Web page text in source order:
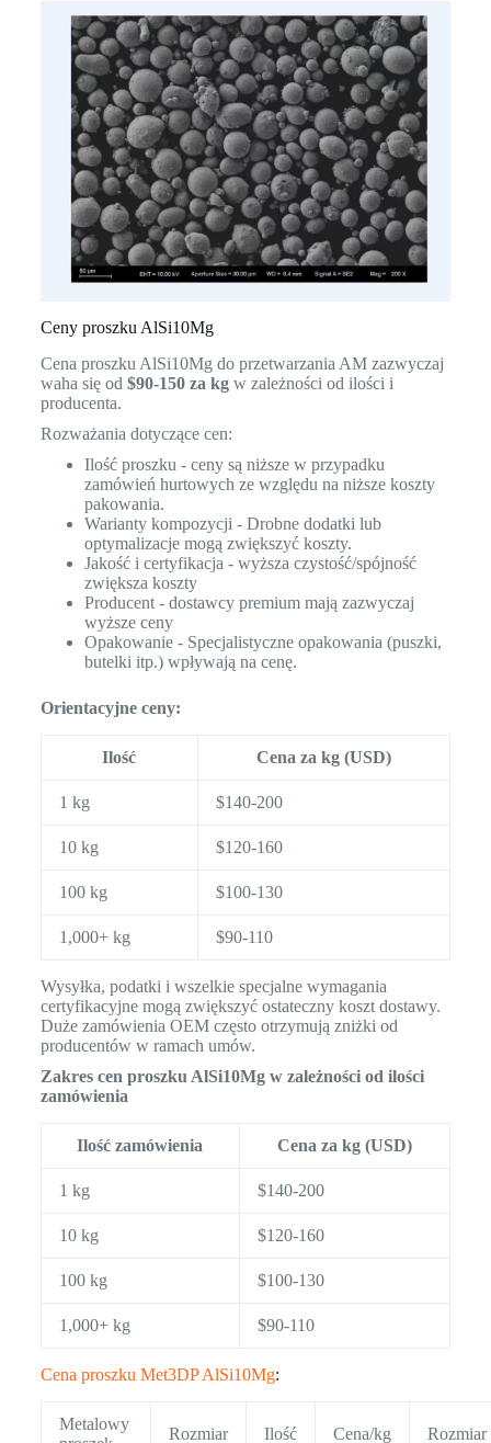
Ceny proszku AlSi10Mg
Cena proszku AlSi10Mg do przetwarzania AM zazwyczaj
waha się od $90-150 za kgw zależności od ilości i
producenta.
Rozważania dotyczące cen:
Ilość proszku - ceny są niższe w przypadku
zamówień hurtowych ze względu na niższe koszty
pakowania.
Warianty kompozycji - Drobne dodatki lub
optymalizacje mogą zwiększyć koszty.
Jakość i certyfikacja - wyższa czystość/spójność
zwiększa koszty
Producent - dostawcy premium mają zazwyczaj
wyższe ceny
Opakowanie - Specjalistyczne opakowania (puszki,
butelki itp.) wpływają na cenę.
Orientacyjne ceny:
Ilość Cena za kg (USD)
1 kg $140-200
10 kg $120-160
100 kg $100-130
1,000+ kg $90-110
Wysyłka, podatki i wszelkie specjalne wymagania
certyfikacyjne mogą zwiększyć ostateczny koszt dostawy.
Duże zamówienia OEM często otrzymują zniżki od
producentów w ramach umów.
Zakres cen proszku AlSi10Mg w zależności od ilości
zamówienia
Ilość zamówienia Cena za kg (USD)
1 kg $140-200
10 kg $120-160
100 kg $100-130
1,000+ kg $90-110
Cena proszku Met3DP AlSi10Mg:
Metalowy
Rozmiar Ilość Cena/kg Rozmiar